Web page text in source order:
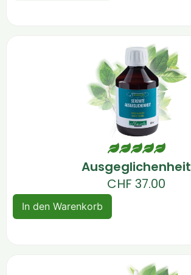
Ausgeglichenheit
CHF 37.00
In den Warenkorb